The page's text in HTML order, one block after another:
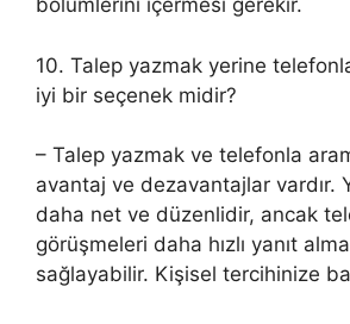
bölümlerini içermesi gerekir.
10. Talep yazmak yerine
iyi bir seçenek midir?
– Talep yazmak ve telefonla
avantaj ve dezavantajlar vardır.
daha net ve düzenlidir, ancak
görüşmeleri daha hızlı yanıt
sağlayabilir. Kişisel tercihinize